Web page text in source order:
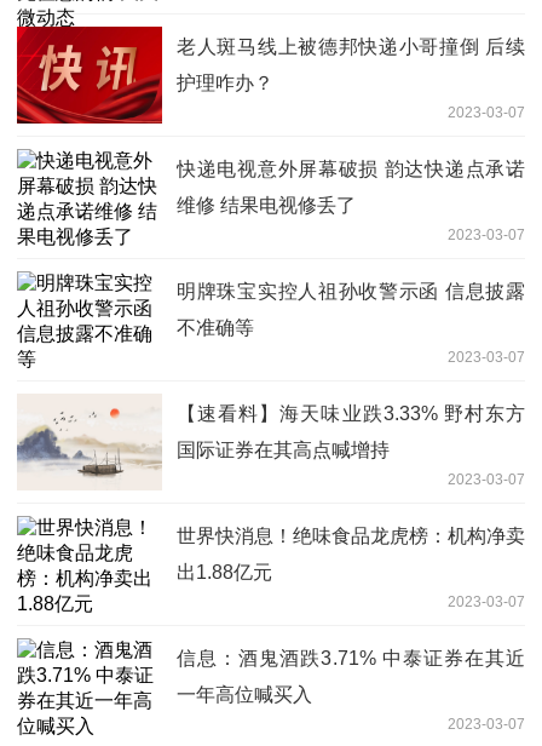
老人斑马线上被德邦快递小哥撞倒 后续
护理咋办？
2023-03-07
快递电视意外屏幕破损 韵达快递点承诺
维修 结果电视修丢了
2023-03-07
明牌珠宝实控人祖孙收警示函 信息披露
不准确等
2023-03-07
【速看料】海天味业跌3.33% 野村东方
国际证券在其高点喊增持
2023-03-07
世界快消息！绝味食品龙虎榜：机构净卖
出1.88亿元
2023-03-07
信息：酒鬼酒跌3.71% 中泰证券在其近
一年高位喊买入
2023-03-07